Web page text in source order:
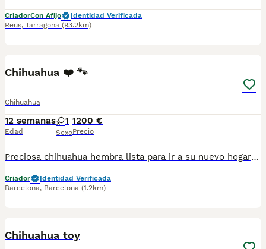
CriadorCon Afijo
Identidad Verificada
Reus, Tarragona (93.2km)
Chihuahua ❤️ 🐾
Chihuahua
12 semanas
Edad
1
Sexo
1200 €
Precio
Preciosa chihuahua hembra lista para ir a su nuevo hogar llena de energía muy alegre y cariñosa.Se entrega con su cartilla de vacunacion y desparacion correspondiente a su edad. Todos nuestros cachorros estan criados en ambiente familiar con mucho amor y mucha dedicación.
Criador
Identidad Verificada
Barcelona, Barcelona (1.2km)
Chihuahua toy